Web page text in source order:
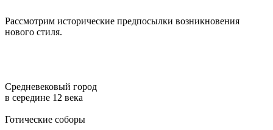
Рассмотрим исторические предпосылки возникновения
нового стиля.
Средневековый город
в середине 12 века
Готические соборы